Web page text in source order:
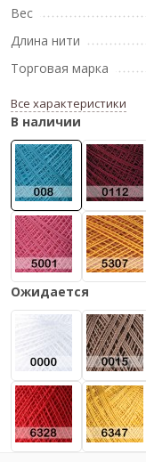
Вес
Длина нити
Торговая марка
Все характеристики
В наличии
Ожидается